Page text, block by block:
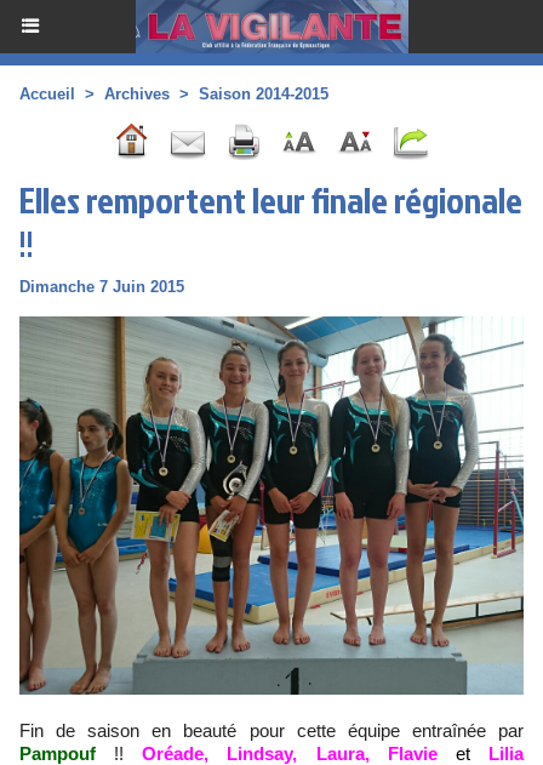
Accueil > Archives > Saison 2014-2015
Elles remportent leur finale régionale
!!
Dimanche 7 Juin 2015
Fin de saison en beauté pour cette équipe entraînée par
Pampouf !!Oréade, Lindsay, Laura, Flavie et Lilia